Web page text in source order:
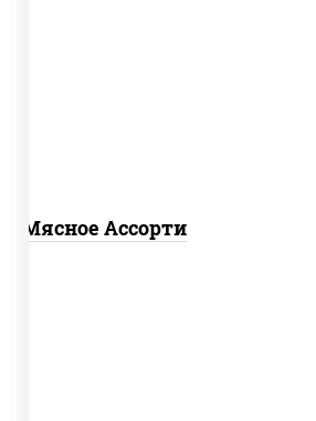
(томаты базилик
чеснок), моцарелла для
Мясное Ассорти